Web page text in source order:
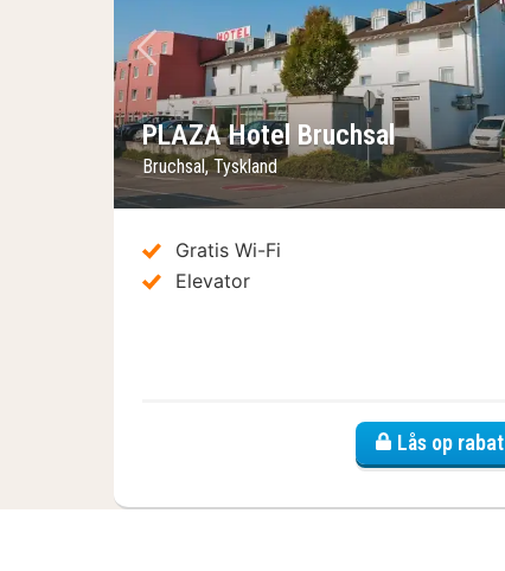
Forrige billede
PLAZA Hotel Bruchsal
Bruchsal, Tyskland
Gratis Wi-Fi
Elevator
Lås op rabat